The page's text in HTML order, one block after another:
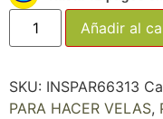
Añadir al
SKU: INSPAR66313
PARA HACER VELAS,